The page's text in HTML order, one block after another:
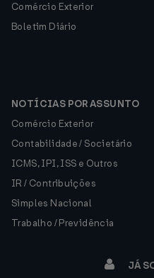
Comércio Exterior
Boletim Diário
NOTÍCIAS POR ASSUNTO
Comércio Exterior
Contabilidade / Societário
ICMS, IPI, ISS e Outros
IR / Contribuições
Simples Nacional
Trabalho / Previdência
JÁ